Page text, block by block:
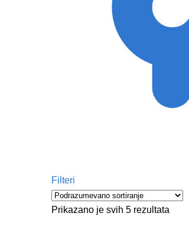
Filteri
Prikazano je svih 5 rezultata